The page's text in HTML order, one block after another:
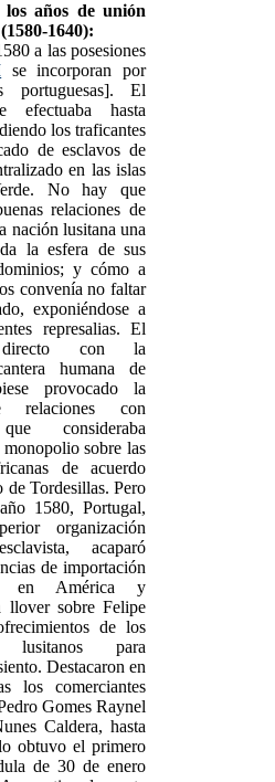
los años de unión
1640):
a las posesiones
se incorporan por
portuguesas]. El
efectuaba hasta
los traficantes
de esclavos de
en las islas
No hay que
relaciones de
nación lusitana una
la esfera de sus
y cómo a
convenía no faltar
exponiéndose a
represalias. El
directo con la
humana de
provocado la
relaciones con
consideraba
sobre las
de acuerdo
de Tordesillas. Pero
1580, Portugal,
organización
acaparó
de importación
en América y
llover sobre Felipe
de los
lusitanos para
Destacaron en
los comerciantes
Gomes Raynel
Caldera, hasta
obtuvo el primero
de 30 de enero